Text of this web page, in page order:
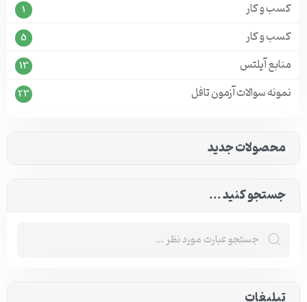
کسب و کار 1
کسب و کار 5
منابع آیلتس 13
نمونه سوالات آزمون تافل 23
محصولات جدید
جستجو کنید ...